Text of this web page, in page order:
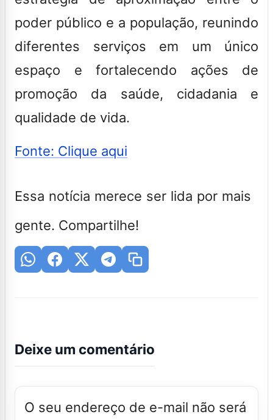
poder público e a população, reunindo
diferentes serviços em um único
espaço e fortalecendo ações de
promoção da saúde, cidadania e
qualidade de vida.
Fonte: Clique aqui
Essa notícia merece ser lida por mais
gente. Compartilhe!
Deixe um comentário
O seu endereço de e-mail não será